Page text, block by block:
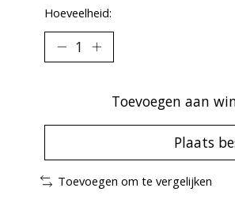
Hoeveelheid:
Toevoegen aan
Plaats
Toevoegen om te vergelijken